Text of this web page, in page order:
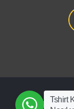
All RightsTshirt